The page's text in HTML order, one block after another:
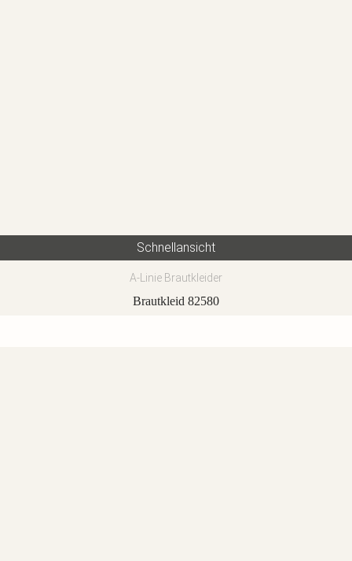
Schnellansicht
A-Linie Brautkleider
Brautkleid 82580